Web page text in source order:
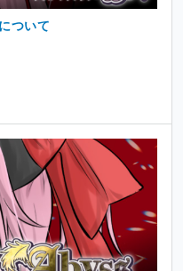
ラッシュ型RPG！★
ついて